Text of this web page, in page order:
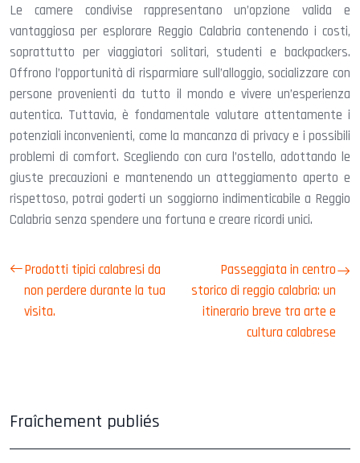
Le camere condivise rappresentano un’opzione valida e
vantaggiosa per esplorare Reggio Calabria contenendo i costi,
soprattutto per viaggiatori solitari, studenti e backpackers.
Offrono l’opportunità di risparmiare sull’alloggio, socializzare con
persone provenienti da tutto il mondo e vivere un’esperienza
autentica. Tuttavia, è fondamentale valutare attentamente i
potenziali inconvenienti, come la mancanza di privacy e i possibili
problemi di comfort. Scegliendo con cura l’ostello, adottando le
giuste precauzioni e mantenendo un atteggiamento aperto e
rispettoso, potrai goderti un soggiorno indimenticabile a Reggio
Calabria senza spendere una fortuna e creare ricordi unici.
Prodotti tipici calabresi da
non perdere durante la tua
visita.
Passeggiata in centro
storico di reggio calabria: un
itinerario breve tra arte e
cultura calabrese
Fraîchement publiés